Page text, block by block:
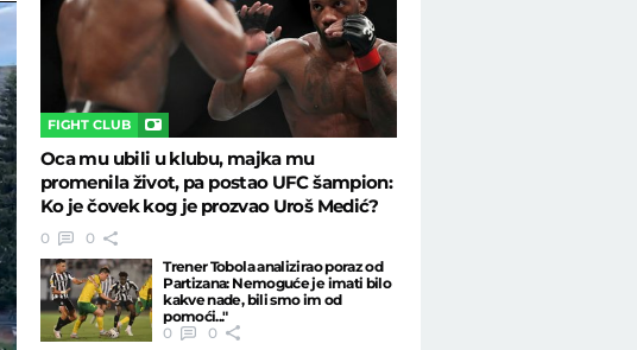
FIGHT CLUB
Oca mu ubili u klubu, majka mu
promenila život, pa postao UFC šampion:
Ko je čovek kog je prozvao Uroš Medić?
0
0
Trener Tobola analizirao poraz od
Partizana: Nemoguće je imati bilo
kakve nade, bili smo im od
pomoći..."
0
0